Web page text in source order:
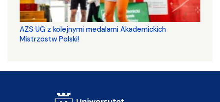
AZS UG z kolejnymi medalami Akademickich
Mistrzostw Polski!